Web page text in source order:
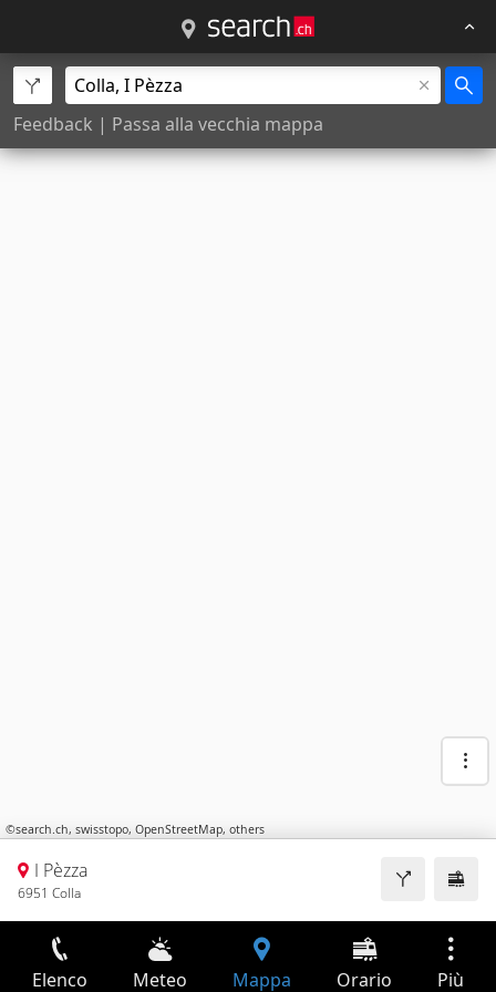
Feedback | Passa alla vecchia mappa
©search.ch, swisstopo, OpenStreetMap, others
I Pèzza
6951 Colla
Elenco Meteo Mappa Orario Più